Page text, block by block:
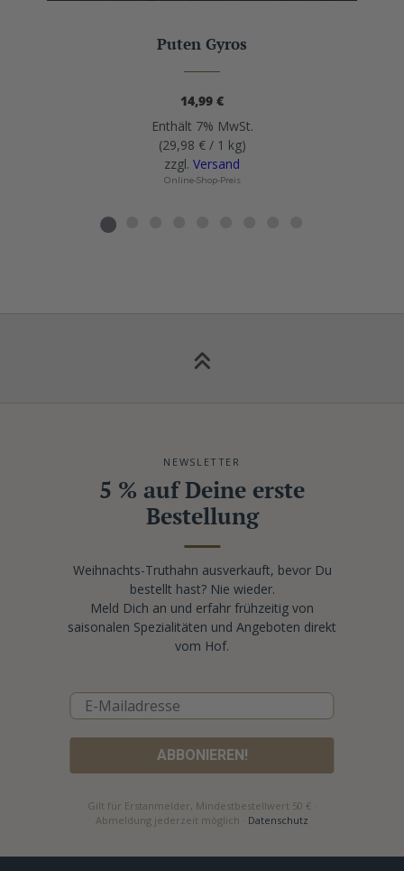
Puten Gyros
14,99€
Enthält 7% MwSt.
(29,98 €/ 1 kg)
zzgl.Versand
Online-Shop-Preis
NEWSLETTER
5 % auf Deine erste
Bestellung
Weihnachts-Truthahn ausverkauft, bevor Du
bestellt hast? Nie wieder.
Meld Dich an und erfahr frühzeitig von
saisonalen Spezialitäten und Angeboten direkt
vom Hof.
ABBONIEREN!
Gilt für Erstanmelder, Mindestbestellwert 50 € ·
Abmeldung jederzeit möglich · Datenschutz